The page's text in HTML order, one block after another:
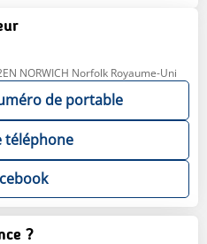
NORWICH Norfolk Royaume-Uni
de portable
téléphone
?